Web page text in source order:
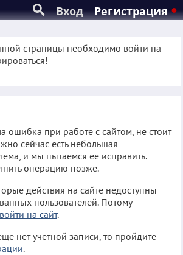
Вход Регистрация
страницы необходимо войти на
ошибка при работе с сайтом, не стоит
сейчас есть небольшая
и мы пытаемся ее исправить.
операцию позже.
действия на сайте недоступны
пользователей. Потому
войти на сайт.
нет учетной записи, то пройдите
.